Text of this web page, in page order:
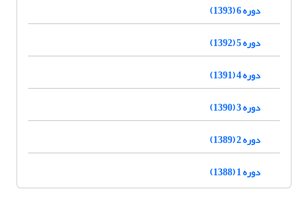
دوره 6 (1393)
دوره 5 (1392)
دوره 4 (1391)
دوره 3 (1390)
دوره 2 (1389)
دوره 1 (1388)